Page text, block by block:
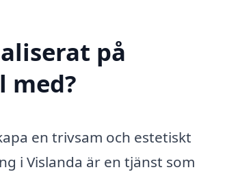
på
med?
en trivsam och estetiskt
i Vislanda är en tjänst som